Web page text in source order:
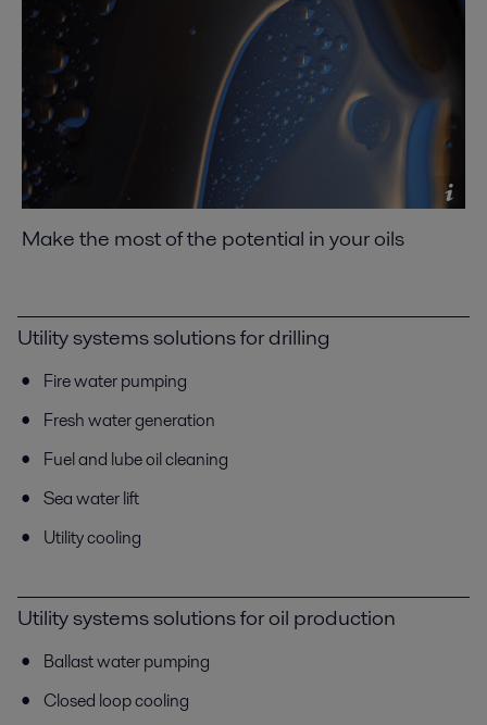
Make the most of the potential in your oils
Utility systems solutions for drilling
Fire water pumping
Fresh water generation
Fuel and lube oil cleaning
Sea water lift
Utility cooling
Utility systems solutions for oil production
Ballast water pumping
Closed loop cooling